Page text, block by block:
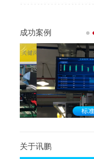
成功案例
关于讯鹏